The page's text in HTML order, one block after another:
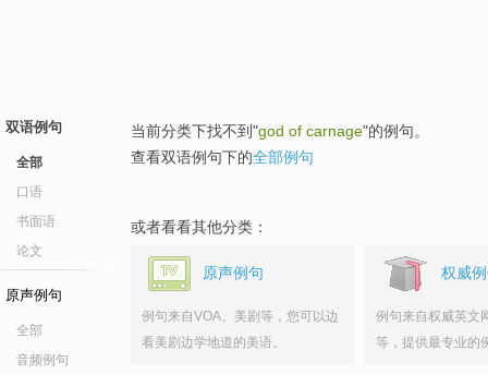
双语例句
全部
口语
书面语
论文
原声例句
全部
音频例句
当前分类下找不到"god of carnage"的例句。
查看双语例句下的全部例句
或者看看其他分类：
原声例句
例句来自VOA、美剧等，您可以边
看美剧边学地道的美语。
权威
例句来自权威英文
等，提供最专业的